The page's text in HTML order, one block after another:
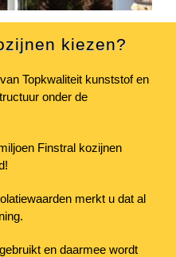
kiezen?
Topkwaliteit kunststof en
onder de
Finstral kozijnen
merkt u dat al
en daarmee wordt